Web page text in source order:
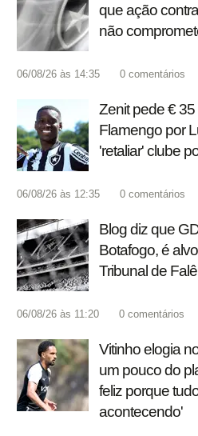
que ação
não
06/08/26 às 14:35 0 comentários
Zenit pede €
Flamengo por
'retaliar' clube
06/08/26 às 12:35 0 comentários
Blog diz que
Botafogo, é
Tribunal de
06/08/26 às 11:20 0 comentários
Vitinho elogia
um pouco do
feliz porque
acontecendo'